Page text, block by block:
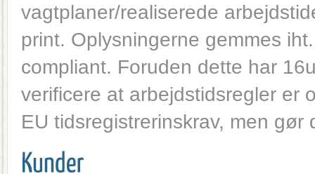
vagtplaner/realiserede
print. Oplysningerne gemmes
compliant. Foruden dette har
verificere at arbejdstidsregler er
EU tidsregistrerinskrav, men